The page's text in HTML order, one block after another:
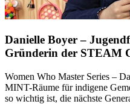
Danielle Boyer –
Gründerin der STEAM
Women Who Master Series –
MINT-Räume für indigene
so wichtig ist, die nächste